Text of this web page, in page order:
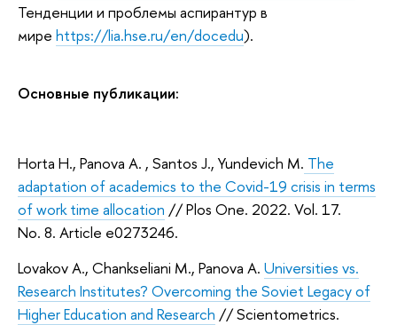
Тенденции и проблемы аспирантур в
мире https://lia.hse.ru/en/docedu).
Основные публикации:
Horta H., Panova A. , Santos J., Yundevich M. The
adaptation of academics to the Covid-19 crisis in terms
of work time allocation // Plos One. 2022. Vol. 17.
No. 8. Article e0273246.
Lovakov A., Chankseliani M., Panova A. Universities vs.
Research Institutes? Overcoming the Soviet Legacy of
Higher Education and Research // Scientometrics.